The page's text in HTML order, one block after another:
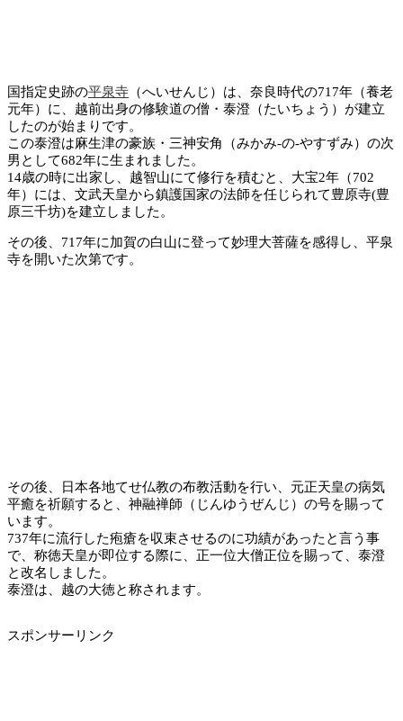
国指定史跡の平泉寺 （へいせんじ）は、奈良時代の717年（養老
元年）に、越前出身の修験道の僧・泰澄（たいちょう）が建立
したのが始まりです。
この泰澄は麻生津の豪族・三神安角（みかみ-の-やすずみ）の次
男として682年に生まれました。
14歳の時に出家し、越智山にて修行を積むと、大宝2年（702
年）には、文武天皇から鎮護国家の法師を任じられて豊原寺(豊
原三千坊)を建立しました。
その後、717年に加賀の白山に登って妙理大菩薩を感得し、平泉
寺を開いた次第です。
その後、日本各地てせ仏教の布教活動を行い、元正天皇の病気
平癒を祈願すると、神融禅師（じんゆうぜんじ）の号を賜って
います。
737年に流行した疱瘡を収束させるのに功績があったと言う事
で、称徳天皇が即位する際に、正一位大僧正位を賜って、泰澄
と改名しました。
泰澄は、越の大徳と称されます。
スポンサーリンク